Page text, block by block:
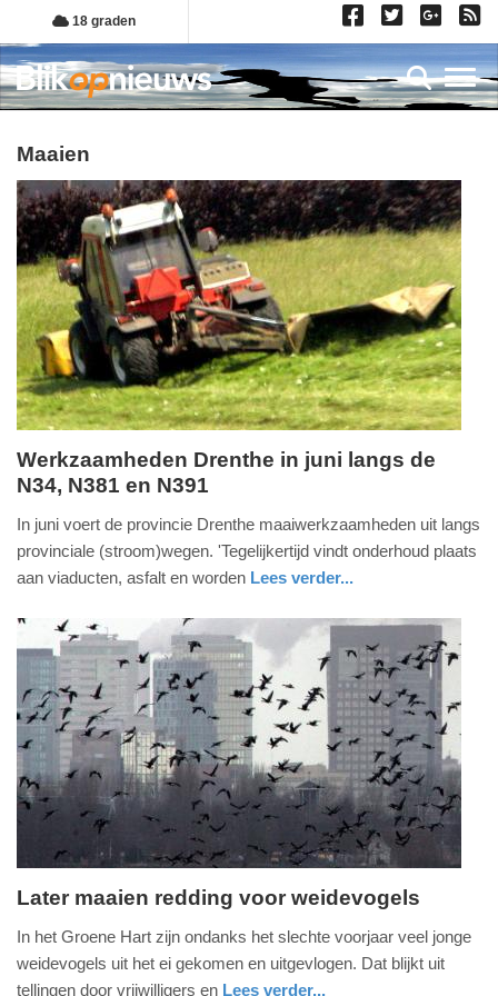
Overslaan
en
naar
de
gaan
18 graden
maaien
maandag,
juni
2026
17:33
Update:
01-
06-
2026
17:49
Werkzaamheden Drenthe in juni langs de
N34, N381 en N391
In juni voert de provincie Drenthe maaiwerkzaamheden uit langs
provinciale (stroom)wegen. 'Tegelijkertijd vindt onderhoud plaats
aan viaducten, asfalt en worden Lees verder...
Later maaien redding voor weidevogels
In het Groene Hart zijn ondanks het slechte voorjaar veel jonge
weidevogels uit het ei gekomen en uitgevlogen. Dat blijkt uit
tellingen door vrijwilligers en Lees verder...